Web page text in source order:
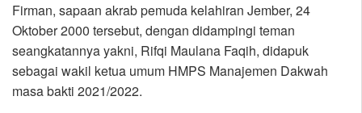
Firman, sapaan akrab pemuda kelahiran Jember, 24
Oktober 2000 tersebut, dengan didampingi teman
seangkatannya yakni, Rifqi Maulana Faqih, didapuk
sebagai wakil ketua umum HMPS Manajemen Dakwah
masa bakti 2021/2022.